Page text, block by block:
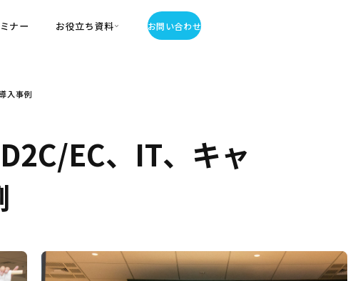
Navigator
ナー お役立ち資料 お問い合わせ
入事例
EC、IT、キャ